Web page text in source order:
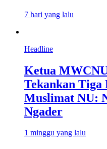
7 hari yang lalu
Headline
Ketua
Tekankan
Muslimat NU:
Ngader
1 minggu yang lalu